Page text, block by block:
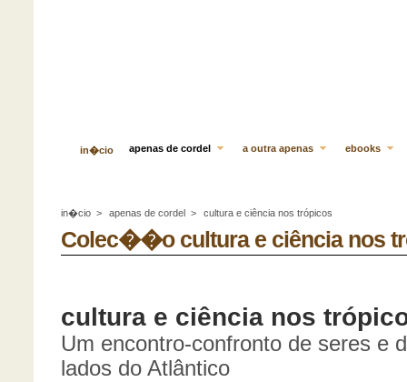
in�cio apenas de cordel a outra apenas ebooks
in�cio > apenas de cordel > cultura e ciência nos trópicos
Colec��o cultura e ciência nos
cultura e ciência nos
Um encontro-confronto de seres e
lados do Atlântico